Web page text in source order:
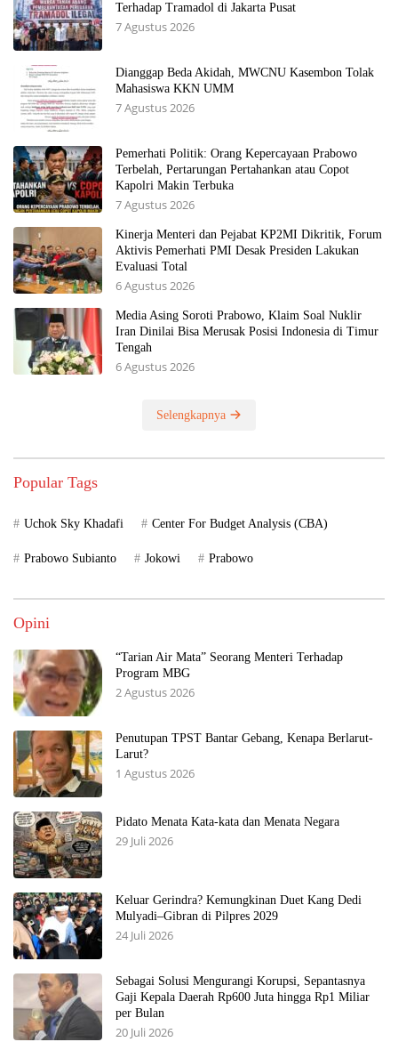
Terhadap Tramadol di Jakarta Pusat
7 Agustus 2026
Dianggap Beda Akidah, MWCNU Kasembon Tolak
Mahasiswa KKN UMM
7 Agustus 2026
Pemerhati Politik: Orang Kepercayaan Prabowo
Terbelah, Pertarungan Pertahankan atau Copot
Kapolri Makin Terbuka
7 Agustus 2026
Kinerja Menteri dan Pejabat KP2MI Dikritik, Forum
Aktivis Pemerhati PMI Desak Presiden Lakukan
Evaluasi Total
6 Agustus 2026
Media Asing Soroti Prabowo, Klaim Soal Nuklir
Iran Dinilai Bisa Merusak Posisi Indonesia di Timur
Tengah
6 Agustus 2026
Selengkapnya
Popular Tags
Uchok Sky Khadafi Center For Budget Analysis (CBA)
Prabowo Subianto Jokowi Prabowo
Opini
“Tarian Air Mata” Seorang Menteri Terhadap
Program MBG
2 Agustus 2026
Penutupan TPST Bantar Gebang, Kenapa Berlarut-
Larut?
1 Agustus 2026
Pidato Menata Kata-kata dan Menata Negara
29 Juli 2026
Keluar Gerindra? Kemungkinan Duet Kang Dedi
Mulyadi–Gibran di Pilpres 2029
24 Juli 2026
Sebagai Solusi Mengurangi Korupsi, Sepantasnya
Gaji Kepala Daerah Rp600 Juta hingga Rp1 Miliar
per Bulan
20 Juli 2026